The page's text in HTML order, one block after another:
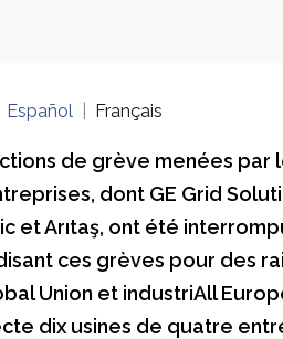
Español Français
de grève menées par
dont GE Grid
et Arıtaş, ont été
ces grèves pour des
Union et industriAll
dix usines de quatre